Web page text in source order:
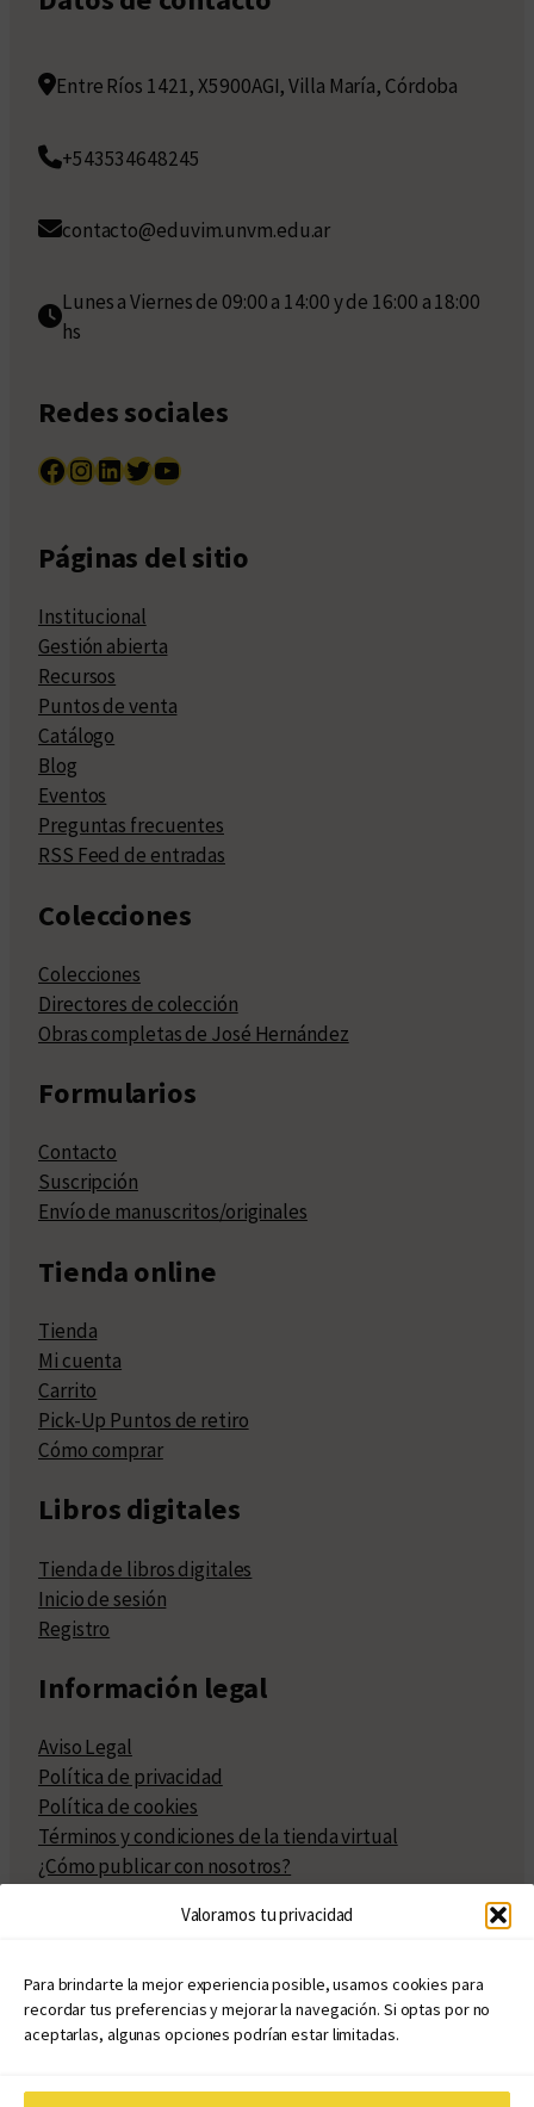
Valoramos tu privacidad
Para brindarte la mejor experiencia posible, usamos cookies para
recordar tus preferencias y mejorar la navegación. Si optas por no
aceptarlas, algunas opciones podrían estar limitadas.
Entre Ríos 1421, X5900AGI, Villa María, Córdoba
+543534648245
contacto@eduvim.unvm.edu.ar
Lunes a Viernes de 09:00 a 14:00 y de 16:00 a 18:00
hs
Redes sociales
Facebook InstagramLinkedIn Twitter YouTube
Páginas del sitio
Institucional
Gestión abierta
Recursos
Puntos de venta
Catálogo
Blog
Eventos
Preguntas frecuentes
RSS Feed de entradas
Colecciones
Colecciones
Directores de colección
Obras completas de José Hernández
Formularios
Contacto
Suscripción
Envío de manuscritos/originales
Tienda online
Tienda
Mi cuenta
Carrito
Pick-Up Puntos de retiro
Cómo comprar
Libros digitales
Tienda de libros digitales
Inicio de sesión
Registro
Información legal
Aviso Legal
Política de privacidad
Política de cookies
Términos y condiciones de la tienda virtual
¿Cómo publicar con nosotros?
Políticas de publicación
Políticas de coedición
Atribuciones